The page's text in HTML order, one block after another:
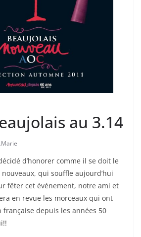
au 3.14
Marie
d’honorer comme il se doit le
qui souffle aujourd’hui
fêter cet événement, notre ami et
en revue les morceaux qui ont
française depuis les années 50